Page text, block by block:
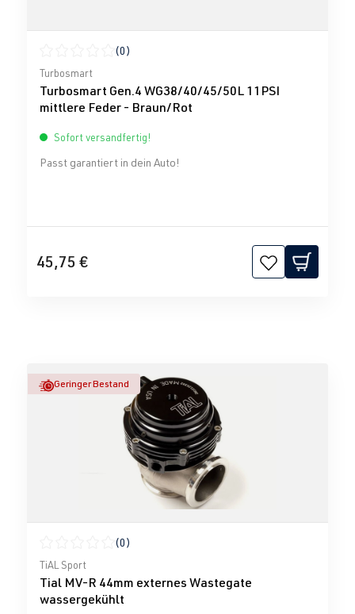
Durchschnittliche Bewertung von 0 von 5 Sternen
(0)
Turbosmart
Turbosmart Gen.4 WG38/40/45/50L 11PSI
mittlere Feder - Braun/Rot
Sofort versandfertig!
Passt garantiert in dein Auto!
45,75 €
Geringer Bestand
Durchschnittliche Bewertung von 0 von 5 Sternen
(0)
TiAL Sport
Tial MV-R 44mm externes Wastegate
wassergekühlt